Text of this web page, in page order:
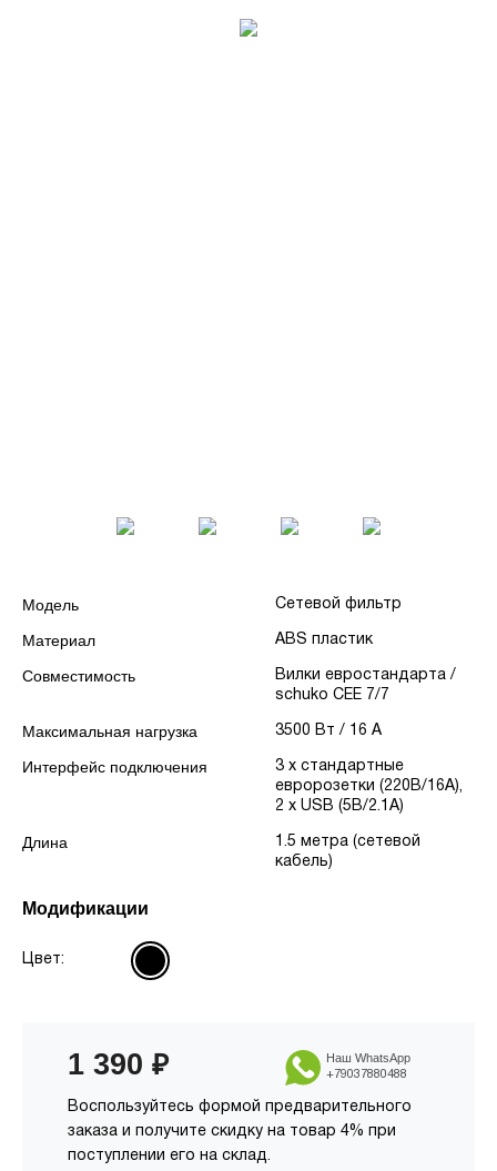
Модель Сетевой фильтр
Материал ABS пластик
Совместимость
Вилки евростандарта /
schuko CEE 7/7
Максимальная нагрузка 3500 Вт / 16 А
Интерфейс подключения
3 x стандартные
евророзетки (220В/16А),
2 x USB (5В/2.1А)
Длина
1.5 метра (сетевой
кабель)
Модификации
Цвет:
1 390 ₽
Воспользуйтесь формой предварительного
заказа и получите скидку на товар 4% при
поступлении его на склад.
Наш WhatsApp
+79037880488